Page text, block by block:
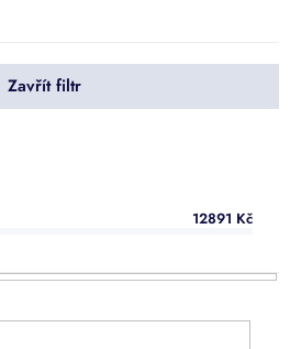
Zavřít filtr
12891 Kč